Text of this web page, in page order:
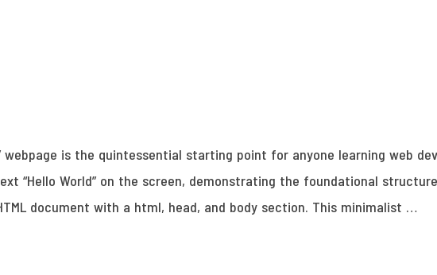
webpage is the quintessential starting point for anyone learning web
“Hello World” on the screen, demonstrating the foundational
document with a html, head, and body section. This minimalist …